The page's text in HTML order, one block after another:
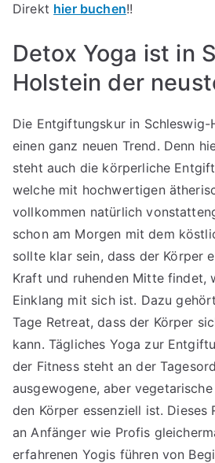
Direkt hier buchen!!
Detox Yoga ist in
Holstein der
Die Entgiftungskur in
einen ganz neuen Trend. Denn
steht auch die körperliche
welche mit hochwertigen
vollkommen natürlich
schon am Morgen mit dem
sollte klar sein, dass der Körper
Kraft und ruhenden Mitte findet,
Einklang mit sich ist. Dazu
Tage Retreat, dass der Körper
kann. Tägliches Yoga zur
der Fitness steht an der
ausgewogene, aber
den Körper essenziell ist. Dieses
an Anfänger wie Profis
erfahrenen Yogis führen von